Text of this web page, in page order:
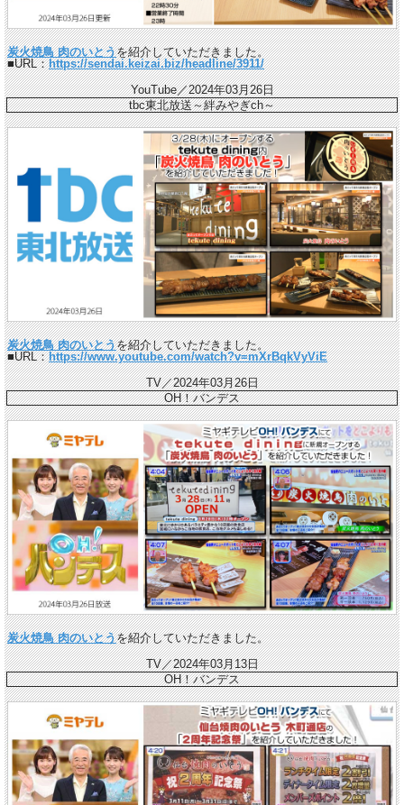
炭火焼鳥 肉のいとうを紹介していただきました。
■URL：https://sendai.keizai.biz/headline/3911/
YouTube／2024年03月26日
tbc東北放送～絆みやぎch～
炭火焼鳥 肉のいとうを紹介していただきました。
■URL：https://www.youtube.com/watch?v=mXrBqkVyViE
TV／2024年03月26日
OH！バンデス
炭火焼鳥 肉のいとうを紹介していただきました。
TV／2024年03月13日
OH！バンデス